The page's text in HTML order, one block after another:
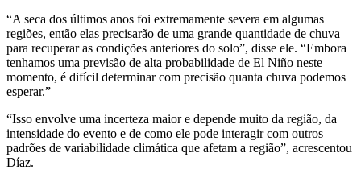
“A seca dos últimos anos foi extremamente severa em algumas
regiões, então elas precisarão de uma grande quantidade de chuva
para recuperar as condições anteriores do solo”, disse ele. “Embora
tenhamos uma previsão de alta probabilidade de El Niño neste
momento, é difícil determinar com precisão quanta chuva podemos
esperar.”
“Isso envolve uma incerteza maior e depende muito da região, da
intensidade do evento e de como ele pode interagir com outros
padrões de variabilidade climática que afetam a região”, acrescentou
Díaz.